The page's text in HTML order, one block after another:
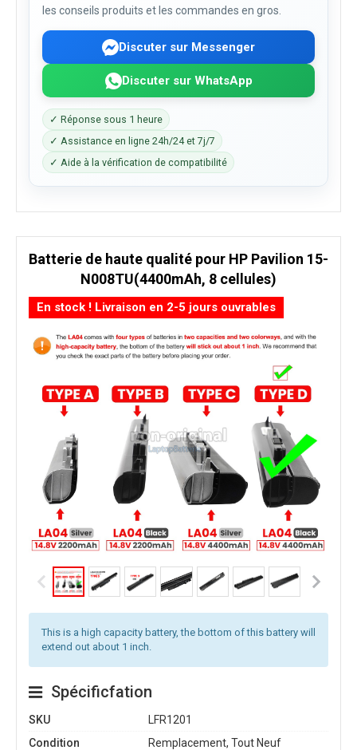
les conseils produits et les commandes en gros.
Discuter sur Messenger
Discuter sur WhatsApp
✓ Réponse sous 1 heure
✓ Assistance en ligne 24h/24 et 7j/7
✓ Aide à la vérification de compatibilité
Batterie de haute qualité pour HP Pavilion 15-
N008TU(4400mAh, 8 cellules)
En stock ! Livraison en 2-5 jours ouvrables
This is a high capacity battery, the bottom of this battery will
extend out about 1 inch.
Spécificfation
SKU
LFR1201
Condition
Remplacement, Tout Neuf